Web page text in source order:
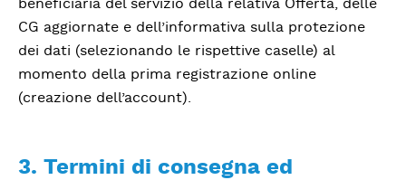
CG aggiornate e dell’informativa sulla protezione
dei dati (selezionando le rispettive caselle) al
momento della prima registrazione online
(creazione dell’account).
3. Termini di consegna ed